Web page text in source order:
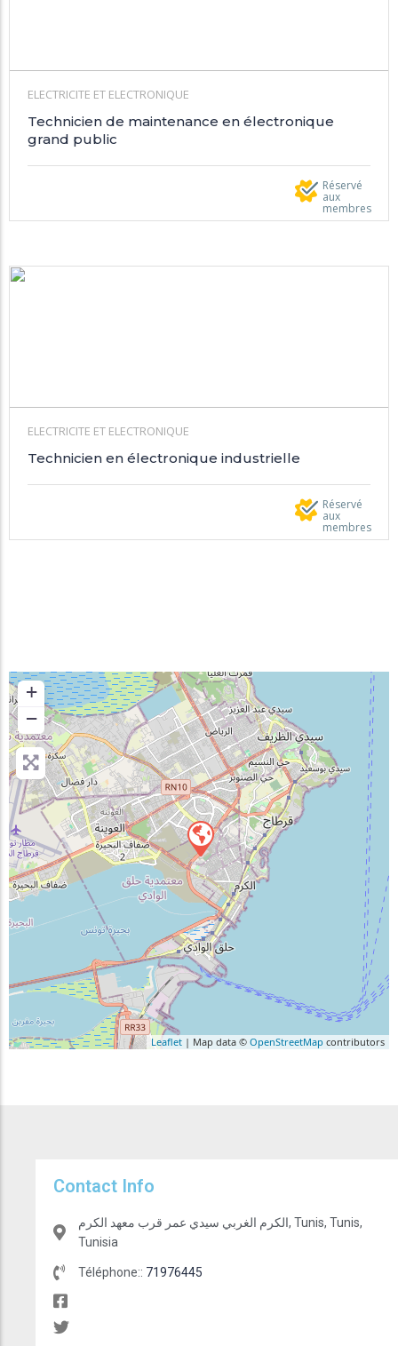
ELECTRICITE ET ELECTRONIQUE
Technicien de maintenance en électronique
grand public
Réservé
aux
membres
ELECTRICITE ET ELECTRONIQUE
Technicien en électronique industrielle
Réservé
aux
membres
+
−
Leaflet | Map data © OpenStreetMap contributors
Contact Info
الكرم الغربي سيدي عمر قرب معهد الكرم, Tunis, Tunis,
Tunisia
Téléphone:: 71976445